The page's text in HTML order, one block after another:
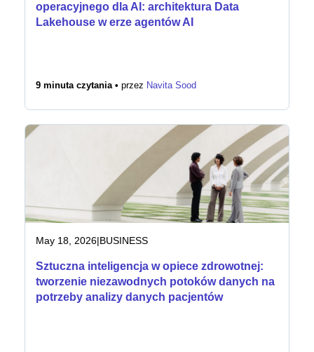
operacyjnego dla AI: architektura Data
Lakehouse w erze agentów AI
9 minuta czytania • przez Navita Sood
May 18, 2026|BUSINESS
Sztuczna inteligencja w opiece zdrowotnej:
tworzenie niezawodnych potoków danych na
potrzeby analizy danych pacjentów